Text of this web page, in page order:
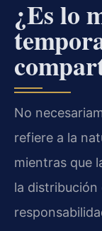
¿Es lo
No
refiere a la
mientras que
la distribución